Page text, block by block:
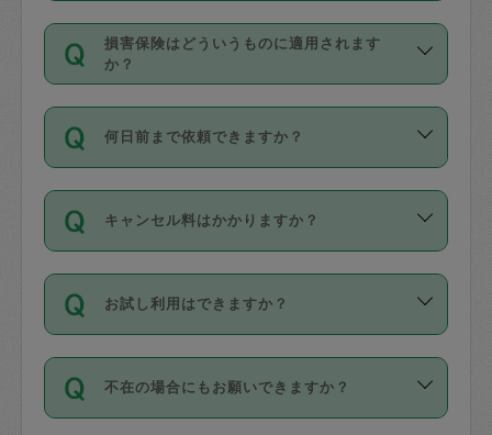
能です。依頼送信後、個別にタスカジさ
んにメッセージを送り調整してくださ
い。ただし、２時間を越えての調整はで
時間も被らない場合、損害保険の対象外
基本的に、高所での作業や危険作業、屋
外での作業は対象外です。
係の専門職に従事されていた方、日本で
すでにハウスキーパーや英語の先生とし
てお仕事をしているフィリピン出身の
社員など様々なバックグラウンドの方が
登録しています。
日本語も話せる方など様々です。
ールに記載していますので、各自の得意
を依頼してください。
応募の際に、各自事務局との面接と説明
を行っています。その後、身分証明書の
写真提出をしていただいています。外国
確認しています。タスカジさんトレーニ
ング動画を使ったセルフトレーニングの
現場トライアルを受け、合格したタスカ
ジさんが活動されています。
※テストセンターの講評は１件目のレビュ
参考
【詳細】タスカジさんの登録に際
損害保険はどういうものに適用されます
か？
依頼者とタスカジさんとの間でタスカジ
を通して成立した作業時間内での作業に
適用されます。作業範囲は、掃除、洗
です。作業中に物を壊したり、人にけが
をさせたりした場合が対象で、補償金額
す。
写真を撮り、
何日前まで依頼できますか？
ご依頼は、現在を起点に3日後（72時間
以降）の日時から受付可能となっていま
す。
タスカジさんへ「募集」をかけることが
可能です。
キャンセル料はかかりますか？
キャンセル料には、以下の2種類がありま
す。
1. 直前キャンセル（定期、スポット契約
共通）
お試し利用はできますか？
「お試し利用」というメニューはありま
せんが、「一回のみ」依頼を活用するこ
とによって、気に入ったタスカジさんを
不在の場合にもお願いできますか？